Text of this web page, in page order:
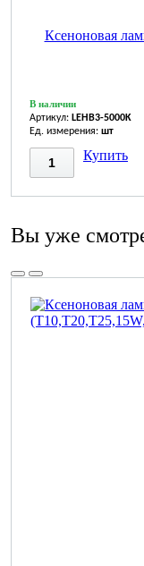
Ксеноновая
В наличии
Артикул: LEHB3-5000K
Ед. измерения: шт
Купить
Вы уже